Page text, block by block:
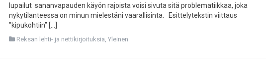
lupailut sananvapauden käyön rajoista voisi sivuta sitä problematiikkaa, joka
nykytilanteessa on minun mielestäni vaarallisinta. Esittelytekstin viittaus
”kipukohtiin” […]
Reksan lehti- ja nettikirjoituksia,Yleinen